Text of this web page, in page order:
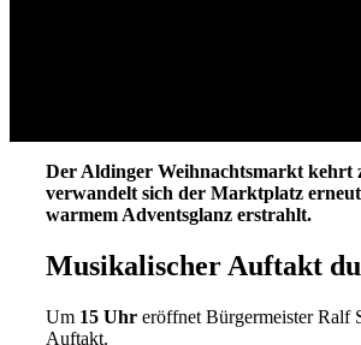
Der Aldinger Weihnachtsmarkt kehrt
verwandelt sich der Marktplatz
warmem Adventsglanz erstrahlt.
Musikalischer Auftakt
Um 15 Uhr eröffnet Bürgermeister Ralf
Auftakt.